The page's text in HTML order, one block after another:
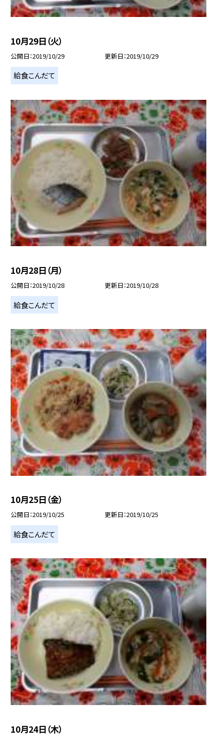
10月29日（火）
公開日 2019/10/29 更新日 2019/10/29
給食こんだて
10月28日（月）
公開日 2019/10/28 更新日 2019/10/28
給食こんだて
10月25日（金）
公開日 2019/10/25 更新日 2019/10/25
給食こんだて
10月24日（木）